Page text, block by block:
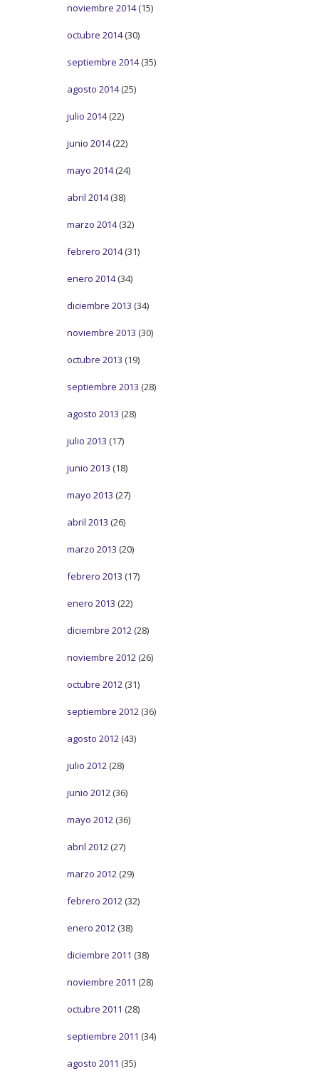
noviembre 2014(15)
octubre 2014(30)
septiembre 2014(35)
agosto 2014(25)
julio 2014(22)
junio 2014(22)
mayo 2014(24)
abril 2014(38)
marzo 2014(32)
febrero 2014(31)
enero 2014(34)
diciembre 2013 (34)
noviembre 2013 (30)
octubre 2013 (19)
septiembre 2013 (28)
agosto 2013 (28)
julio 2013 (17)
junio 2013 (18)
mayo 2013 (27)
abril 2013 (26)
marzo 2013 (20)
febrero 2013 (17)
enero 2013 (22)
diciembre 2012 (28)
noviembre 2012 (26)
octubre 2012 (31)
septiembre 2012 (36)
agosto 2012 (43)
julio 2012 (28)
junio 2012 (36)
mayo 2012 (36)
abril 2012 (27)
marzo 2012 (29)
febrero 2012 (32)
enero 2012 (38)
diciembre 2011 (38)
noviembre 2011 (28)
octubre 2011 (28)
septiembre 2011 (34)
agosto 2011 (35)